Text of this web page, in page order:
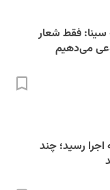
فقط شعار
می‌دهیم
اجرا رسید؛ چند